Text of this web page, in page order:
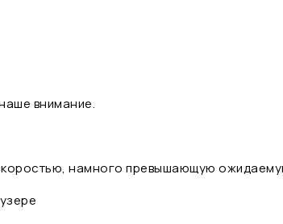
внимание.
намного превышающую